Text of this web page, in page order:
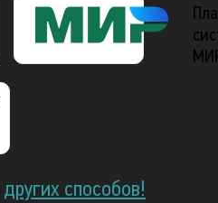
других способов!